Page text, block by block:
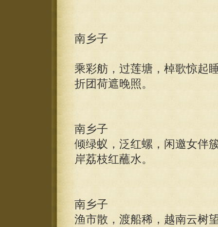
南乡子
乘彩舫，过莲塘，棹歌惊起
折团荷遮晚照。
南乡子
倾绿蚁，泛红螺，闲邀女伴
岸荔枝红蘸水。
南乡子
渔市散，渡船稀，越南云树